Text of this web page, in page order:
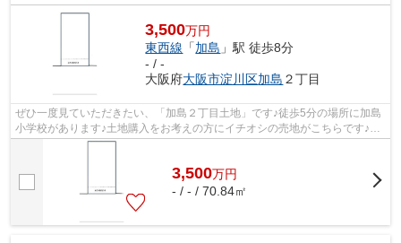
3,500万円
東西線 「加島 」駅 徒歩8分
- / -
大阪府大阪市淀川区加島 ２丁目
ぜひ一度見ていただきたい、「加島２丁目土地」です♪徒歩5分の場所に加島
小学校があります♪土地購入をお考えの方にイチオシの売地がこちらです♪建
築条件がないため、お目当ての建築会...
3,500万円
- / - / 70.84㎡